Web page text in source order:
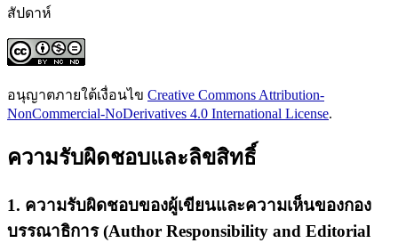
สัปดาห์
อนุญาตภายใต้เงื่อนไข Creative Commons Attribution-
NonCommercial-NoDerivatives 4.0 International License.
ความรับผิดชอบและลิขสิทธิ์
1. ความรับผิดชอบของผู้เขียนและความเห็นของกอง
บรรณาธิการ (Author Responsibility and Editorial